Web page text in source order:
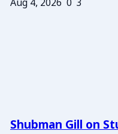
Aug 4, 2026 0 3
Shubman Gill on